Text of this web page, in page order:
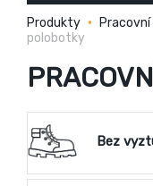
Produkty
polobotky
Bez